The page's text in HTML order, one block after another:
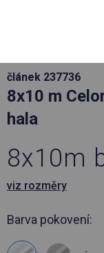
článek 237736
8x10 m
hala
8x10m
viz rozměry
Barva pokovení: